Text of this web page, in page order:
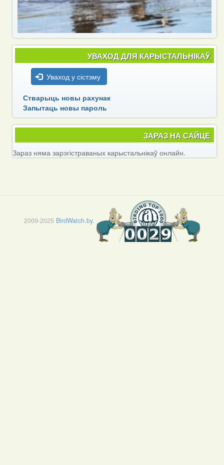
УВАХОД ДЛЯ КАРЫСТАЛЬНІКАЎ
Уваход у сістэму
Стварыць новы рахунак
Запытаць новы пароль
ЗАРАЗ НА САЙЦЕ
Зараз няма зарэгістраваных карыстальнікаў онлайн.
2009-2025 BirdWatch.by.